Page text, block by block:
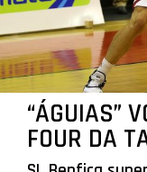
“ÁGUIAS”
FOUR DA